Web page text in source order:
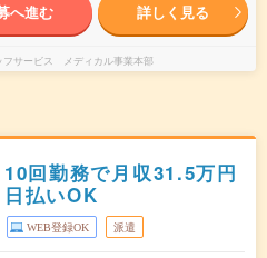
へ進む 詳しく見る
フサービス メディカル事業本部
回勤務で月収31.5万円
払いOK
WEB登録OK 派遣